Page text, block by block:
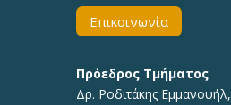
Επικοινωνία
Πρόεδρος Τμήματος
Δρ. Ροδιτάκης Εμμανουήλ,